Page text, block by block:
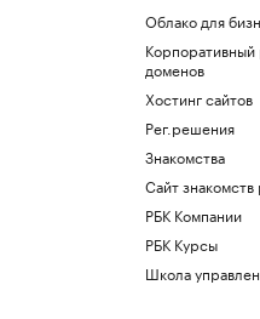
Облако для
Корпоративный
доменов
Хостинг сайтов
Рег.решения
Знакомства
Сайт
РБК Компании
РБК Курсы
Школа